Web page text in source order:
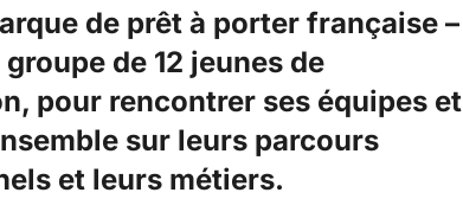
de prêt à porter française –
de 12 jeunes de
pour rencontrer ses équipes et
sur leurs parcours
et leurs métiers.